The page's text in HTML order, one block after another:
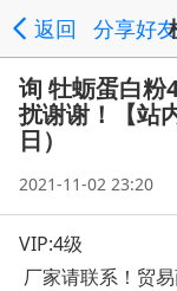
返回 分享好友
询 牡蛎蛋白粉
扰谢谢！【站
日）
2021-11-02 23:20
VIP:4级
厂家请联系！贸